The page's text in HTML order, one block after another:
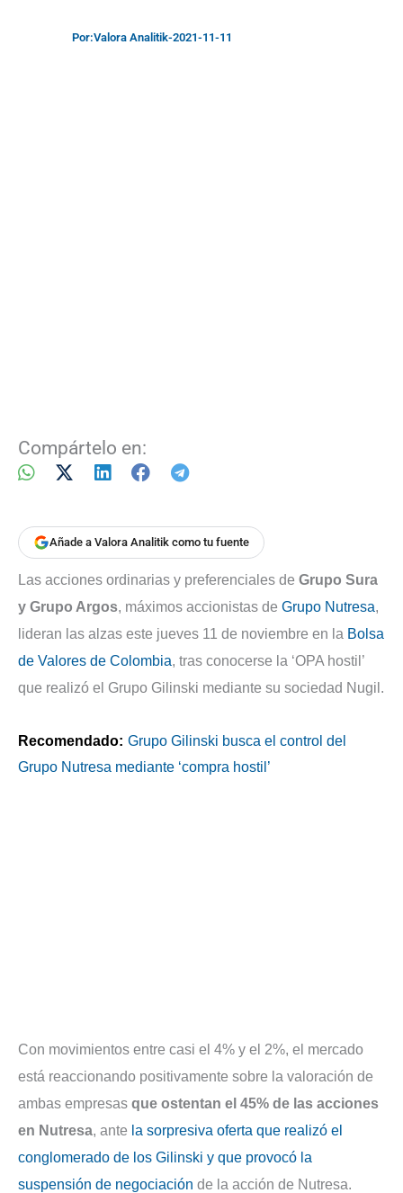
Por:Valora Analitik-2021-11-11
Compártelo en:
Añade a Valora Analitik como tu fuente
Las acciones ordinarias y preferenciales de Grupo Sura
y Grupo Argos, máximos accionistas de Grupo Nutresa,
lideran las alzas este jueves 11 de noviembre en la Bolsa
de Valores de Colombia, tras conocerse la ‘OPA hostil’
que realizó el Grupo Gilinski mediante su sociedad Nugil.
Recomendado: Grupo Gilinski busca el control del
Grupo Nutresa mediante ‘compra hostil’
Con movimientos entre casi el 4% y el 2%, el mercado
está reaccionando positivamente sobre la valoración de
ambas empresas que ostentan el 45% de las acciones
en Nutresa, ante la sorpresiva oferta que realizó el
conglomerado de los Gilinski y que provocó la
suspensión de negociación de la acción de Nutresa.